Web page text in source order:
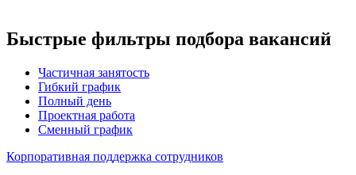
Быстрые фильтры подбора вакансий
Частичная занятость
Гибкий график
Полный день
Проектная работа
Сменный график
Корпоративная поддержка сотрудников